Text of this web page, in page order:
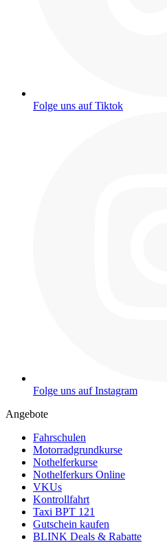
Folge uns auf Tiktok
Folge uns auf Instagram
Angebote
Fahrschulen
Motorradgrundkurse
Nothelferkurse
Nothelferkurs Online
VKUs
Kontrollfahrt
Taxi BPT 121
Gutschein kaufen
BLINK Deals & Rabatte